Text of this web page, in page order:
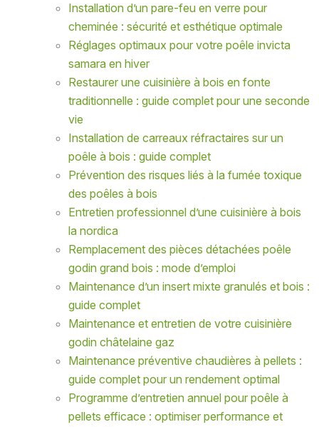
Installation d’un pare-feu en verre pour
cheminée : sécurité et esthétique optimale
Réglages optimaux pour votre poêle invicta
samara en hiver
Restaurer une cuisinière à bois en fonte
traditionnelle : guide complet pour une seconde
vie
Installation de carreaux réfractaires sur un
poêle à bois : guide complet
Prévention des risques liés à la fumée toxique
des poêles à bois
Entretien professionnel d’une cuisinière à bois
la nordica
Remplacement des pièces détachées poêle
godin grand bois : mode d’emploi
Maintenance d’un insert mixte granulés et bois :
guide complet
Maintenance et entretien de votre cuisinière
godin châtelaine gaz
Maintenance préventive chaudières à pellets :
guide complet pour un rendement optimal
Programme d’entretien annuel pour poêle à
pellets efficace : optimiser performance et